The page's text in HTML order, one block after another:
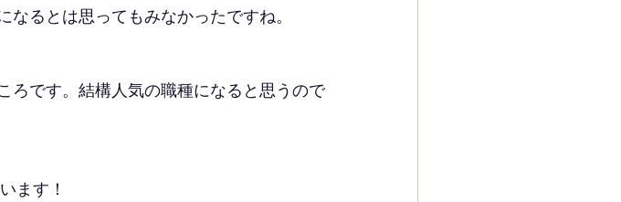
るとは思ってもみなかったですね。
ろです。結構人気の職種になると思うので
ます！